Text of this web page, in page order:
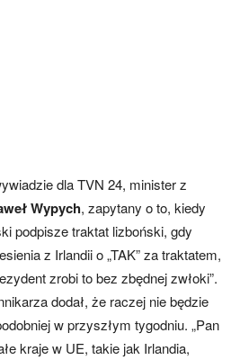
dla TVN 24, minister z
Wypych, zapytany o to, kiedy
podpisze traktat lizboński, gdy
z Irlandii o „TAK” za traktatem,
zrobi to bez zbędnej zwłoki”.
dodał, że raczej nie będzie
w przyszłym tygodniu. „Pan
kraje w UE, takie jak Irlandia,